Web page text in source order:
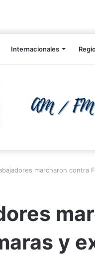
Internacionales
marcharon contra
y